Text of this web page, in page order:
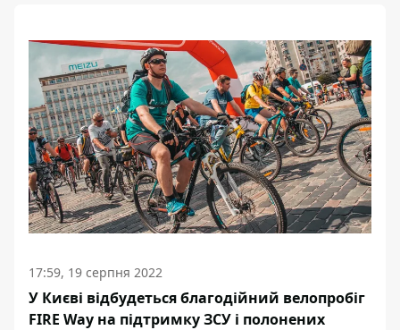
17:59, 19 серпня 2022
У Києві відбудеться благодійний велопробіг
FIRE Way на підтримку ЗСУ і полонених